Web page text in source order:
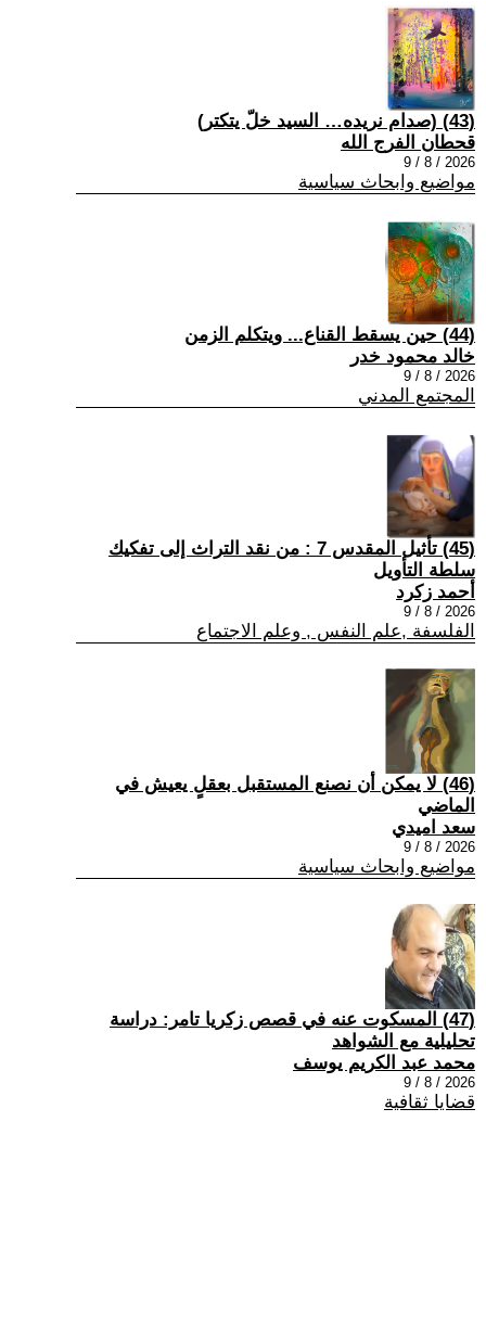
(43) (صدام نريده… السيد خلّ يتكتر)
قحطان الفرج الله
2026 / 8 / 9
مواضيع وابحاث سياسية
(44) حين يسقط القناع... ويتكلم الزمن
خالد محمود خدر
2026 / 8 / 9
المجتمع المدني
(45) تأثيل المقدس 7 : من نقد التراث إلى تفكيك
سلطة التأويل
أحمد زكرد
2026 / 8 / 9
الفلسفة ,علم النفس , وعلم الاجتماع
(46) لا يمكن أن نصنع المستقبل بعقلٍ يعيش في
الماضي
سعد اميدي
2026 / 8 / 9
مواضيع وابحاث سياسية
(47) المسكوت عنه في قصص زكريا تامر: دراسة
تحليلية مع الشواهد
محمد عبد الكريم يوسف
2026 / 8 / 9
قضايا ثقافية